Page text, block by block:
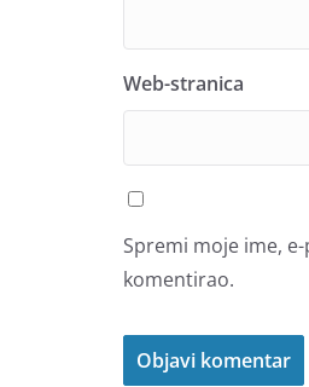
Web-stranica
Spremi moje ime,
komentirao.